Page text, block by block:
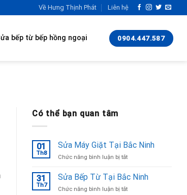
Về Hưng Thịnh Phát Liên hệ
bếp từ bếp hồng ngoại 0904.447.587
Có thể bạn quan tâm
01
Th8
Sửa Máy Giặt Tại Bắc Ninh
Chức năng bình luận bị tắtở
Máy
Tại
31
Th7
Sửa Bếp Từ Tại Bắc Ninh
Chức năng bình luận bị tắtở